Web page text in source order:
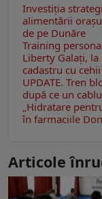
Investiția
alimentării
de pe Dunăre
Training
Liberty Galați,
cadastru cu
UPDATE. Tren
după ce un
„Hidratare
în farmaciile
Articole